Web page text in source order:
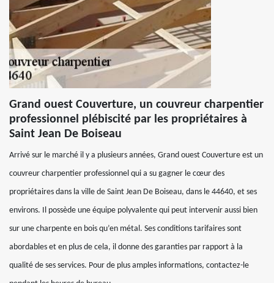
Grand ouest Couverture, un couvreur charpentier
professionnel plébiscité par les propriétaires à
Saint Jean De Boiseau
Arrivé sur le marché il y a plusieurs années, Grand ouest Couverture est un
couvreur charpentier professionnel qui a su gagner le cœur des
propriétaires dans la ville de Saint Jean De Boiseau, dans le 44640, et ses
environs. Il possède une équipe polyvalente qui peut intervenir aussi bien
sur une charpente en bois qu’en métal. Ses conditions tarifaires sont
abordables et en plus de cela, il donne des garanties par rapport à la
qualité de ses services. Pour de plus amples informations, contactez-le